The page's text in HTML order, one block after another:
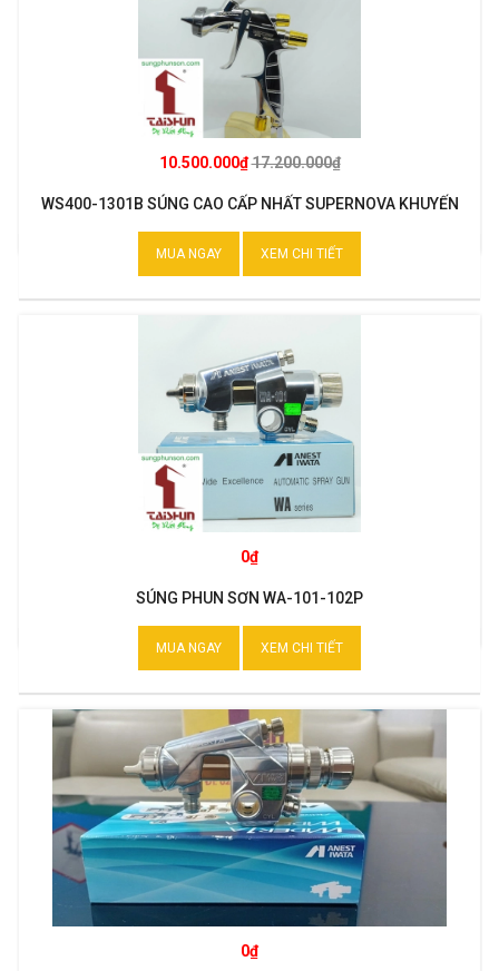
10.500.000₫17.200.000₫
WS400-1301B SÚNG CAO CẤP NHẤT SUPERNOVA KHUYẾN
MUA NGAY XEM CHI TIẾT
0₫
SÚNG PHUN SƠN WA-101-102P
MUA NGAY XEM CHI TIẾT
0₫